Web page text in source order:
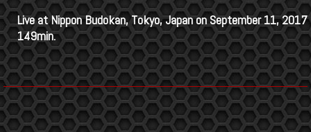
Live at Nippon Budokan, Tokyo, Japan on September 11,
149min.